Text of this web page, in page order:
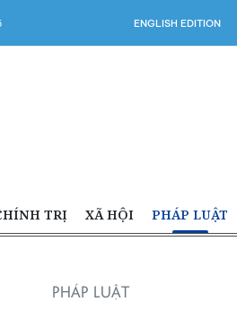
ENGLISH EDITION
TRỊ XÃ HỘI PHÁP LUẬT
PHÁP LUẬT